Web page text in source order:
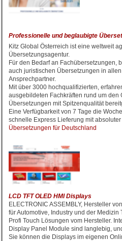
Professionelle und beglaubigte
Kitz Global Österreich ist eine weltweit
Übersetzungsagentur.
Für den Bedarf an Fachübersetzungen,
auch juristischen Übersetzungen in
Ansprechpartner.
Mit über 3000 hochqualifizierten,
ausgebildeten Fachkräften rund um den
Übersetzungen mit Spitzenqualität
Eine Verfügbarkeit von 7 Tage die
schnelle Express Lieferung mit
Übersetzungen für Deutschland
LCD TFT OLED HMI Displays
ELECTRONIC ASSEMBLY, Hersteller
für Automotive, Industry und der Medizin
Profi Touch Lösungen vom Hersteller.
Display Panel Module sind langlebig,
Sie können die Displays im eigenen